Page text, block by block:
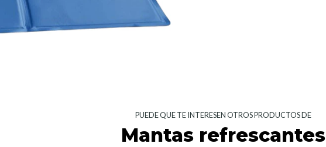
PUEDE QUE TE INTERESEN OTROS PRODUCTOS DE
Mantas refrescantes